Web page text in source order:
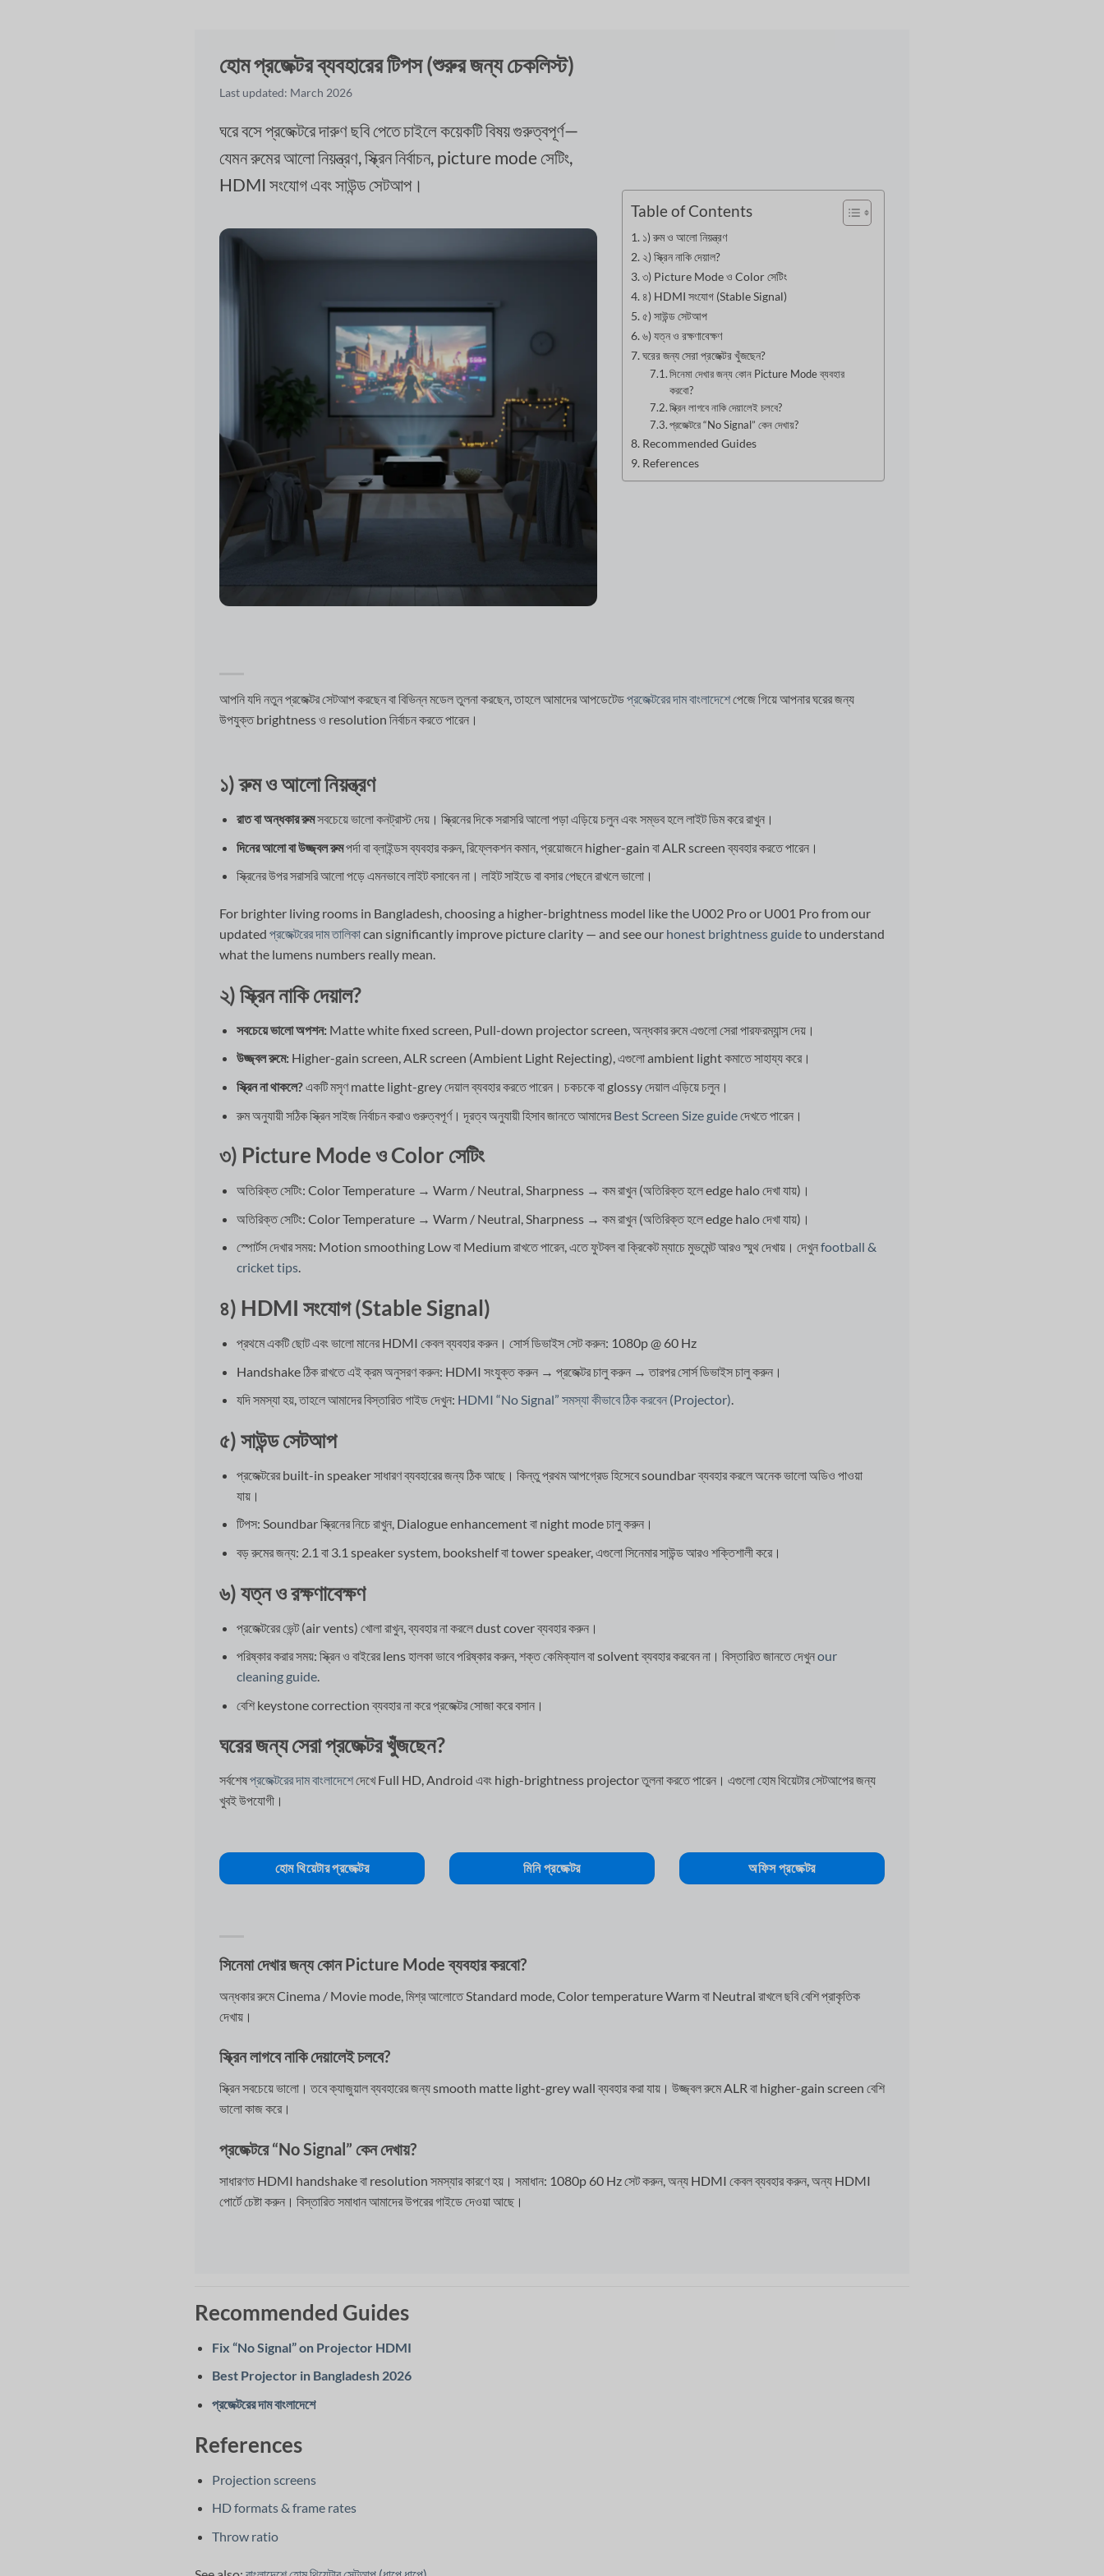
হোম প্রজেক্টর ব্যবহারের টিপস (শুরুর জন্য চেকলিস্ট)
Last updated: March 2026
ঘরে বসে প্রজেক্টরে দারুণ ছবি পেতে চাইলে কয়েকটি বিষয় গুরুত্বপূর্ণ—
যেমন রুমের আলো নিয়ন্ত্রণ, স্ক্রিন নির্বাচন, picture mode সেটিং,
HDMI সংযোগ এবং সাউন্ড সেটআপ।
Table of Contents
১) রুম ও আলো নিয়ন্ত্রণ
২) স্ক্রিন নাকি দেয়াল?
৩) Picture Mode ও Color সেটিং
৪) HDMI সংযোগ (Stable Signal)
৫) সাউন্ড সেটআপ
৬) যত্ন ও রক্ষণাবেক্ষণ
ঘরের জন্য সেরা প্রজেক্টর খুঁজছেন?
সিনেমা দেখার জন্য কোন Picture Mode ব্যবহার
করবো?
স্ক্রিন লাগবে নাকি দেয়ালেই চলবে?
প্রজেক্টরে “No Signal” কেন দেখায়?
Recommended Guides
References
আপনি যদি নতুন প্রজেক্টর সেটআপ করছেন বা বিভিন্ন মডেল তুলনা করছেন, তাহলে আমাদের আপডেটেডপ্রজেক্টরের দাম বাংলাদেশেপেজে গিয়ে আপনার ঘরের জন্য
উপযুক্ত brightness ও resolution নির্বাচন করতে পারেন।
১) রুম ও আলো নিয়ন্ত্রণ
রাত বা অন্ধকার রুমসবচেয়ে ভালো কনট্রাস্ট দেয়। স্ক্রিনের দিকে সরাসরি আলো পড়া এড়িয়ে চলুন এবং সম্ভব হলে লাইট ডিম করে রাখুন।
দিনের আলো বা উজ্জ্বল রুমপর্দা বা ব্লাইন্ডস ব্যবহার করুন, রিফ্লেকশন কমান, প্রয়োজনে higher-gain বা ALR screen ব্যবহার করতে পারেন।
স্ক্রিনের উপর সরাসরি আলো পড়ে এমনভাবে লাইট বসাবেন না। লাইট সাইডে বা বসার পেছনে রাখলে ভালো।
For brighter living rooms in Bangladesh, choosing a higher-brightness model like the U002 Pro or U001 Pro from our
updated প্রজেক্টরের দাম তালিকাcan significantly improve picture clarity — and see our honest brightness guideto understand
what the lumens numbers really mean.
২) স্ক্রিন নাকি দেয়াল?
সবচেয়ে ভালো অপশন:Matte white fixed screen, Pull-down projector screen, অন্ধকার রুমে এগুলো সেরা পারফরম্যান্স দেয়।
উজ্জ্বল রুমে:Higher-gain screen, ALR screen (Ambient Light Rejecting), এগুলো ambient light কমাতে সাহায্য করে।
স্ক্রিন না থাকলে?একটি মসৃণ matte light-grey দেয়াল ব্যবহার করতে পারেন। চকচকে বা glossy দেয়াল এড়িয়ে চলুন।
রুম অনুযায়ী সঠিক স্ক্রিন সাইজ নির্বাচন করাও গুরুত্বপূর্ণ। দূরত্ব অনুযায়ী হিসাব জানতে আমাদেরBest Screen Size guideদেখতে পারেন।
৩) Picture Mode ও Color সেটিং
অতিরিক্ত সেটিং: Color Temperature → Warm / Neutral, Sharpness → কম রাখুন (অতিরিক্ত হলে edge halo দেখা যায়)।
অতিরিক্ত সেটিং: Color Temperature → Warm / Neutral, Sharpness → কম রাখুন (অতিরিক্ত হলে edge halo দেখা যায়)।
স্পোর্টস দেখার সময়: Motion smoothing Low বা Medium রাখতে পারেন, এতে ফুটবল বা ক্রিকেট ম্যাচে মুভমেন্ট আরও স্মুথ দেখায়। দেখুনfootball &
cricket tips.
৪) HDMI সংযোগ (Stable Signal)
প্রথমে একটি ছোট এবং ভালো মানের HDMI কেবল ব্যবহার করুন। সোর্স ডিভাইস সেট করুন: 1080p @ 60 Hz
Handshake ঠিক রাখতে এই ক্রম অনুসরণ করুন: HDMI সংযুক্ত করুন → প্রজেক্টর চালু করুন → তারপর সোর্স ডিভাইস চালু করুন।
যদি সমস্যা হয়, তাহলে আমাদের বিস্তারিত গাইড দেখুন: HDMI “No Signal” সমস্যা কীভাবে ঠিক করবেন (Projector).
৫) সাউন্ড সেটআপ
প্রজেক্টরের built-in speaker সাধারণ ব্যবহারের জন্য ঠিক আছে। কিন্তু প্রথম আপগ্রেড হিসেবে soundbar ব্যবহার করলে অনেক ভালো অডিও পাওয়া
যায়।
টিপস: Soundbar স্ক্রিনের নিচে রাখুন, Dialogue enhancement বা night mode চালু করুন।
বড় রুমের জন্য: 2.1 বা 3.1 speaker system, bookshelf বা tower speaker, এগুলো সিনেমার সাউন্ড আরও শক্তিশালী করে।
৬) যত্ন ও রক্ষণাবেক্ষণ
প্রজেক্টরের ভেন্ট (air vents) খোলা রাখুন, ব্যবহার না করলে dust cover ব্যবহার করুন।
পরিষ্কার করার সময়: স্ক্রিন ও বাইরের lens হালকা ভাবে পরিষ্কার করুন, শক্ত কেমিক্যাল বা solvent ব্যবহার করবেন না। বিস্তারিত জানতে দেখুনour
cleaning guide.
বেশি keystone correction ব্যবহার না করে প্রজেক্টর সোজা করে বসান।
ঘরের জন্য সেরা প্রজেক্টর খুঁজছেন?
সর্বশেষপ্রজেক্টরের দাম বাংলাদেশেদেখে Full HD, Android এবং high-brightness projector তুলনা করতে পারেন। এগুলো হোম থিয়েটার সেটআপের জন্য
খুবই উপযোগী।
হোম থিয়েটার প্রজেক্টর মিনি প্রজেক্টর অফিস প্রজেক্টর
সিনেমা দেখার জন্য কোন Picture Mode ব্যবহার করবো?
অন্ধকার রুমে Cinema / Movie mode, মিশ্র আলোতে Standard mode, Color temperature Warm বা Neutral রাখলে ছবি বেশি প্রাকৃতিক
দেখায়।
স্ক্রিন লাগবে নাকি দেয়ালেই চলবে?
স্ক্রিন সবচেয়ে ভালো। তবে ক্যাজুয়াল ব্যবহারের জন্য smooth matte light-grey wall ব্যবহার করা যায়। উজ্জ্বল রুমে ALR বা higher-gain screen বেশি
ভালো কাজ করে।
প্রজেক্টরে “No Signal” কেন দেখায়?
সাধারণত HDMI handshake বা resolution সমস্যার কারণে হয়। সমাধান: 1080p 60 Hz সেট করুন, অন্য HDMI কেবল ব্যবহার করুন, অন্য HDMI
পোর্টে চেষ্টা করুন। বিস্তারিত সমাধান আমাদের উপরের গাইডে দেওয়া আছে।
Recommended Guides
Fix “No Signal” on Projector HDMI
Best Projector in Bangladesh 2026
প্রজেক্টরের দাম বাংলাদেশে
References
Projection screens
HD formats & frame rates
Throw ratio